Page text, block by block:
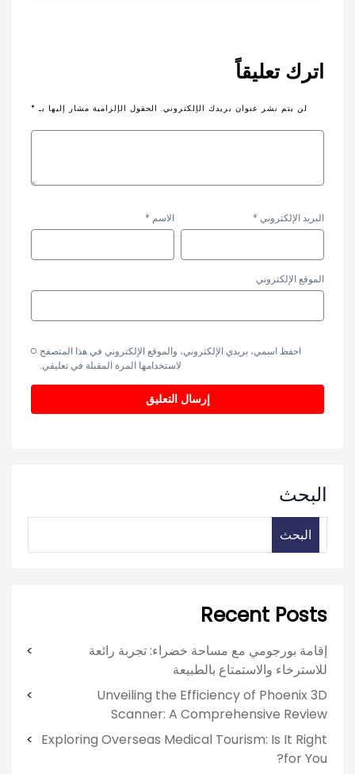
اترك تعليقاً
لن يتم نشر عنوان بريدك الإلكتروني. الحقول الإلزامية مشار إليها بـ *
الاسم * البريد الإلكتروني *
الموقع الإلكتروني
احفظ اسمي، بريدي الإلكتروني، والموقع الإلكتروني في هذا المتصفح
لاستخدامها المرة المقبلة في تعليقي.
البحث
البحث
Recent Posts
إقامة بورجومي مع مساحة خضراء: تجربة رائعة
للاسترخاء والاستمتاع بالطبيعة
Unveiling the Efficiency of Phoenix 3D
Scanner: A Comprehensive Review
Exploring Overseas Medical Tourism: Is It Right
for You?